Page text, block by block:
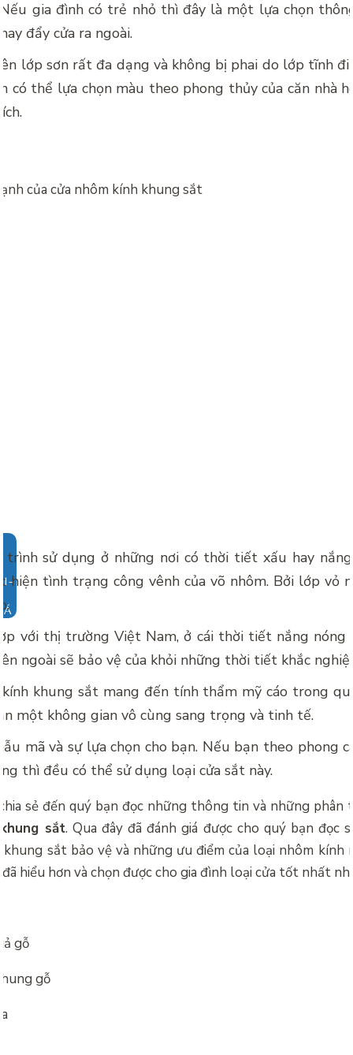
gia đình có trẻ nhỏ thì đây là một lựa chọn
đẩy cửa ra ngoài.
lớp sơn rất đa dạng và không bị phai do lớp tĩnh
có thể lựa chọn màu theo phong thủy của căn nhà
trình sử dụng ở những nơi có thời tiết xấu hay
hiện tình trạng công vênh của võ nhôm. Bởi lớp vỏ
với thị trường Việt Nam, ở cái thời tiết nắng
ngoài sẽ bảo vệ của khỏi những thời tiết khắc
kính khung sắt mang đến tính thẩm mỹ cáo trong
một không gian vô cùng sang trọng và tinh tế.
mã và sự lựa chọn cho bạn. Nếu bạn theo phong
thì đều có thể sử dụng loại cửa sắt này.
sẻ đến quý bạn đọc những thông tin và những phân
sắt. Qua đây đã đánh giá được cho quý bạn đọc
sắt bảo vệ và những ưu điểm của loại nhôm kính
hiểu hơn và chọn được cho gia đình loại cửa tốt nhất
gỗ
gỗ